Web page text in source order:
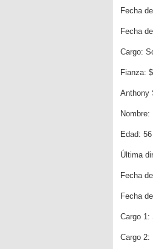
Fecha
Fecha
Cargo:
Fianza:
Anthony
Nombre:
Edad:
Última
Fecha
Fecha
Cargo 1:
Cargo 2: